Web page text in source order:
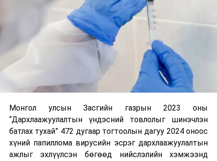
Монгол улсын Засгийн газрын 2023 оны
“Дархлаажуулалтын үндэсний товлолыг шинэчлэн
батлах тухай᠌” 472 дугаар тогтоолын дагуу 2024 оноос
хүний папиллома вирусийн эсрэг дархлаажуулалтын
ажлыг эхлүүлсэн бөгөөд нийслэлийн хэмжээнд